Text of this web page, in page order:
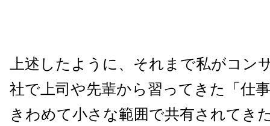
上述したように、それまで私がコン
社で上司や先輩から習ってきた「仕
きわめて小さな範囲で共有されてき